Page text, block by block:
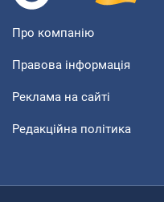
Про компанію
Правова інформація
Реклама на сайті
Редакційна політика